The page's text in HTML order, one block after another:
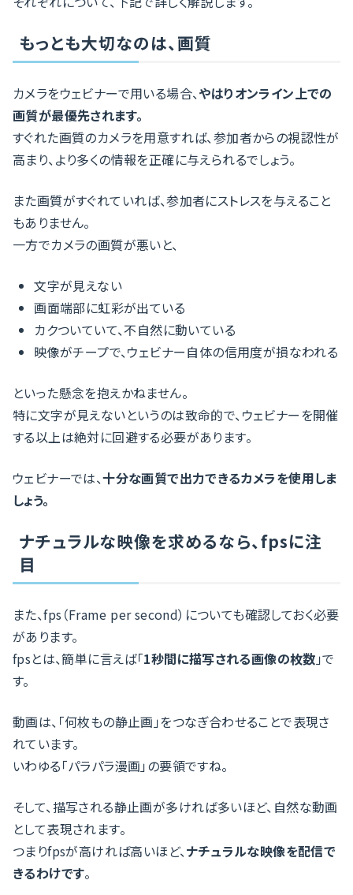
もっとも大切なのは、画質
カメラをウェビナーで用いる場合、やはりオンライン上での
画質が最優先されます。
すぐれた画質のカメラを用意すれば、参加者からの視認性が
高まり、より多くの情報を正確に与えられるでしょう。
また画質がすぐれていれば、参加者にストレスを与えること
もありません。
一方でカメラの画質が悪いと、
文字が見えない
画面端部に虹彩が出ている
カクついていて、不自然に動いている
映像がチープで、ウェビナー自体の信用度が損なわれる
といった懸念を抱えかねません。
特に文字が見えないというのは致命的で、ウェビナーを開催
する以上は絶対に回避する必要があります。
ウェビナーでは、十分な画質で出力できるカメラを使用しま
しょう。
ナチュラルな映像を求めるなら、fpsに注
目
また、fps（Frame per second）についても確認しておく必要
があります。
fpsとは、簡単に言えば「1秒間に描写される画像の枚数」で
す。
動画は、「何枚もの静止画」をつなぎ合わせることで表現さ
れています。
いわゆる「パラパラ漫画」の要領ですね。
そして、描写される静止画が多ければ多いほど、自然な動画
として表現されます。
つまりfpsが高ければ高いほど、ナチュラルな映像を配信で
きるわけです。